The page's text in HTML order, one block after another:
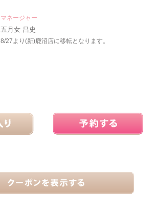
マネージャー
五月女 昌史
8/27より(新)鹿沼店に移転となります。